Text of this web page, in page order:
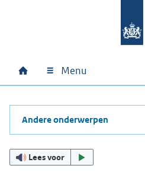
Hoofdnavigatie
Home Menu
Andere onderwerpen
Lees voor